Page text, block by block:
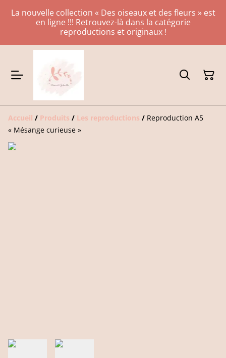
La nouvelle collection « Des oiseaux et des fleurs » est
en ligne !!! Retrouvez-là dans la catégorie
reproductions et originaux !
Accueil / Produits / Les reproductions / Reproduction A5
« Mésange curieuse »